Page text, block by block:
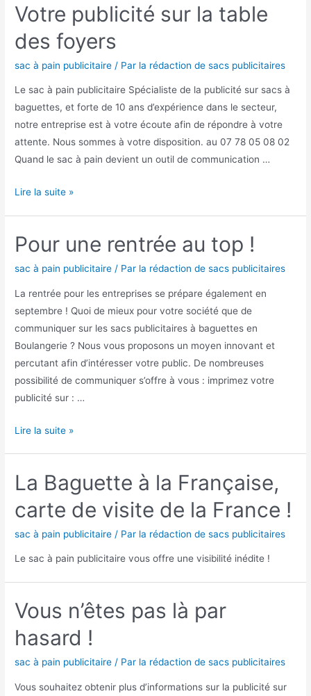
Votre publicité sur la table
des foyers
sac à pain publicitaire / Par la rédaction de sacs publicitaires
Le sac à pain publicitaire Spécialiste de la publicité sur sacs à
baguettes, et forte de 10 ans d’expérience dans le secteur,
notre entreprise est à votre écoute afin de répondre à votre
attente. Nous sommes à votre disposition. au 07 78 05 08 02
Quand le sac à pain devient un outil de communication …
Votre
la
foyers
Lire la suite »
Pour une rentrée au top !
sac à pain publicitaire / Par la rédaction de sacs publicitaires
La rentrée pour les entreprises se prépare également en
septembre ! Quoi de mieux pour votre société que de
communiquer sur les sacs publicitaires à baguettes en
Boulangerie ? Nous vous proposons un moyen innovant et
percutant afin d’intéresser votre public. De nombreuses
possibilité de communiquer s’offre à vous : imprimez votre
publicité sur : …
Pour
!
Lire la suite »
La Baguette à la Française,
carte de visite de la France !
sac à pain publicitaire / Par la rédaction de sacs publicitaires
Le sac à pain publicitaire vous offre une visibilité inédite !
Vous n’êtes pas là par
hasard !
sac à pain publicitaire / Par la rédaction de sacs publicitaires
Vous souhaitez obtenir plus d’informations sur la publicité sur